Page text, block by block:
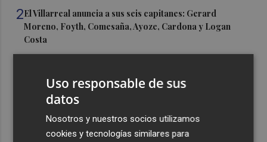
2El Villarreal anuncia a sus seis capitanes: Gerard
Moreno, Foyth, Comesaña, Ayoze, Cardona y Logan
Costa
San Javier da viabilidad al nuevo contrato del transporte
324 habitaciones
Uso responsable de sus
datos
Nosotros y nuestros socios utilizamos
cookies y tecnologías similares para